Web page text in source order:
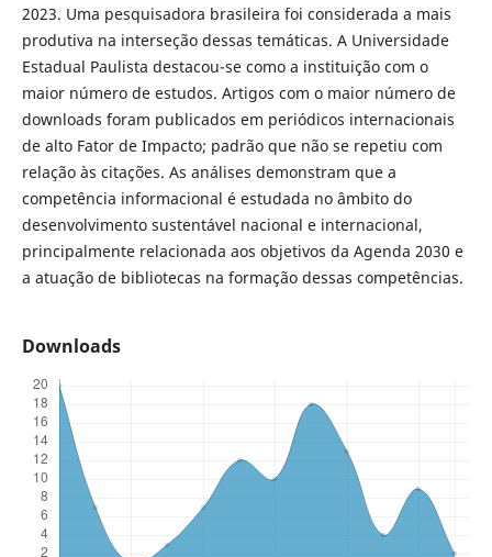
2023. Uma pesquisadora brasileira foi considerada a mais
produtiva na interseção dessas temáticas. A Universidade
Estadual Paulista destacou-se como a instituição com o
maior número de estudos. Artigos com o maior número de
downloads foram publicados em periódicos internacionais
de alto Fator de Impacto; padrão que não se repetiu com
relação às citações. As análises demonstram que a
competência informacional é estudada no âmbito do
desenvolvimento sustentável nacional e internacional,
principalmente relacionada aos objetivos da Agenda 2030 e
a atuação de bibliotecas na formação dessas competências.
Downloads